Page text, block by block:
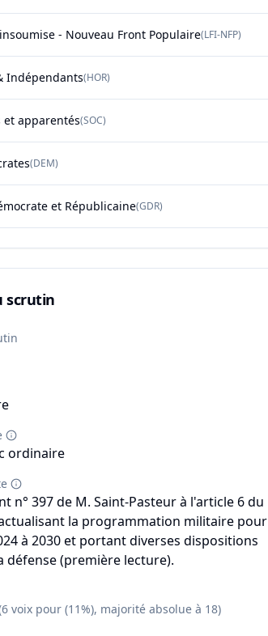
- Nouveau Front Populaire(LFI-NFP)
Indépendants(HOR)
et apparentés(SOC)
(DEM)
et Républicaine(GDR)
scrutin
ordinaire
n° 397 de M. Saint-Pasteur à l'article 6 du
la programmation militaire pour
à 2030 et portant diverses dispositions
défense (première lecture).
voix pour (11%), majorité absolue à 18)